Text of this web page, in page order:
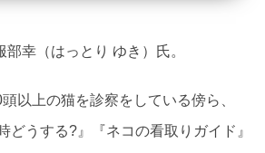
幸（はっとり ゆき）氏。
以上の猫を診察をしている傍ら、
どうする?』『ネコの看取りガイド』